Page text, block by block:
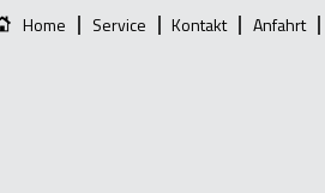
Home Service Kontakt Anfahrt